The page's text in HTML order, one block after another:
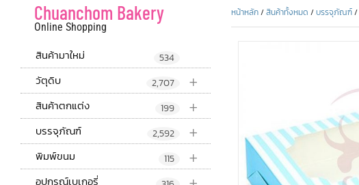
Chuanchom Bakery
Online Shopping
สินค้ามาใหม่ 534
+
วัตุดิบ 2,707
+
สินค้าตกแต่ง 199
+
บรรจุภัณฑ์ 2,592
+
พิมพ์ขนม 115
อุปกรณ์เบเกอรี่
หน้าหลัก/สินค้าทั้งหมด /บรรจุภัณฑ์/